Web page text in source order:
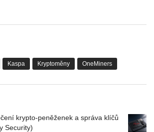
Kaspa Kryptoměny OneMiners
krypto-peněženek a správa klíčů
Security)